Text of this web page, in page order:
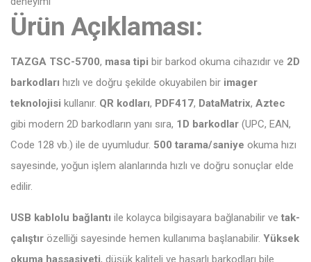
Ürün Açıklaması:
TAZGA TSC-5700, masa tipi bir barkod okuma cihazıdır ve 2D
barkodları hızlı ve doğru şekilde okuyabilen bir imager
teknolojisi kullanır. QR kodları, PDF417, DataMatrix, Aztec
gibi modern 2D barkodların yanı sıra, 1D barkodlar (UPC, EAN,
Code 128 vb.) ile de uyumludur. 500 tarama/saniye okuma hızı
sayesinde, yoğun işlem alanlarında hızlı ve doğru sonuçlar elde
edilir.
USB kablolu bağlantı ile kolayca bilgisayara bağlanabilir ve tak-
çalıştır özelliği sayesinde hemen kullanıma başlanabilir. Yüksek
okuma hassasiyeti, düşük kaliteli ve hasarlı barkodları bile